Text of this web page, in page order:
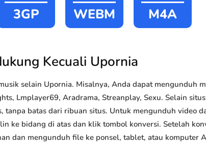
3GP WEBM M4A
Kecuali Upornia
selain Upornia. Misalnya, Anda dapat mengunduh
Lmplayer69, Aradrama, Streanplay, Sexu. Selain
batas dari ribuan situs. Untuk mengunduh video
ke bidang di atas dan klik tombol konversi. Setelah
dan mengunduh file ke ponsel, tablet, atau komputer